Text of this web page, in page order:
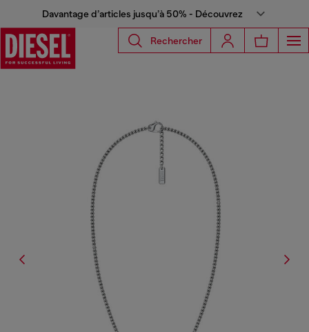
Davantage d’articles jusqu’à 50% - Découvrez
Rechercher